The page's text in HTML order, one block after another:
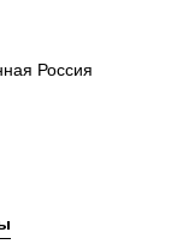
Россия